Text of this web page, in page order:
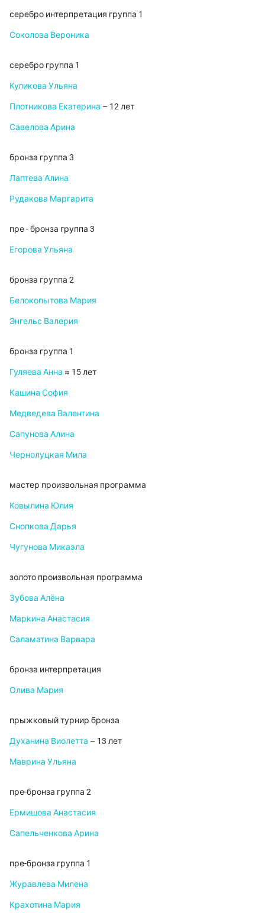
серебро интерпретация группа 1
Соколова Вероника
серебро группа 1
Куликова Ульяна
Плотникова Екатерина – 12 лет
Савелова Арина
бронза группа 3
Лаптева Алина
Рудакова Маргарита
пре - бронза группа 3
Егорова Ульяна
бронза группа 2
Белокопытова Мария
Энгельс Валерия
бронза группа 1
Гуляева Анна ≈ 15 лет
Кашина София
Медведева Валентина
Сапунова Алина
Чернолуцкая Мила
мастер произвольная программа
Ковылина Юлия
Снопкова Дарья
Чугунова Микаэла
золото произвольная программа
Зубова Алёна
Маркина Анастасия
Саламатина Варвара
бронза интерпретация
Олива Мария
прыжковый турнир бронза
Духанина Виолетта – 13 лет
Маврина Ульяна
пре-бронза группа 2
Ермишова Анастасия
Сапельченкова Арина
пре-бронза группа 1
Журавлева Милена
Крахотина Мария